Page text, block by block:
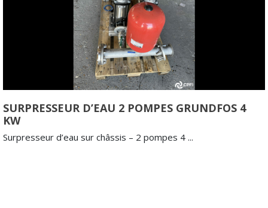
SURPRESSEUR D’EAU 2 POMPES GRUNDFOS 4
KW
Surpresseur d’eau sur châssis – 2 pompes 4 ...